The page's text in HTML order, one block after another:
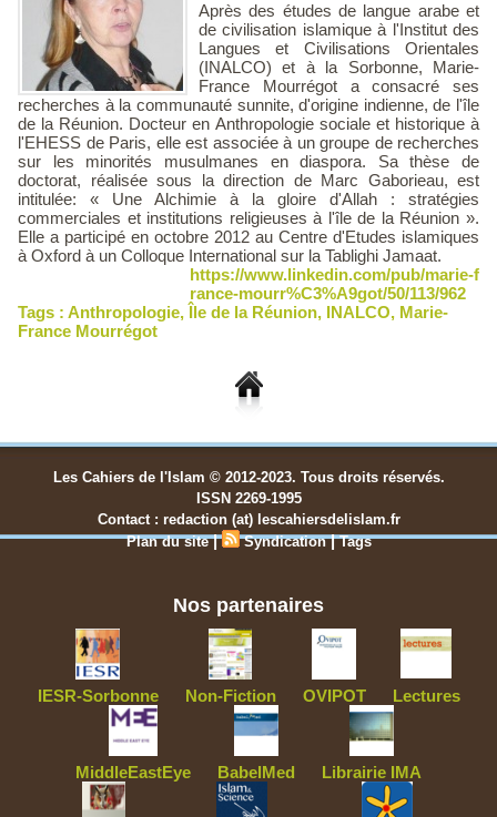
Après des études de langue arabe et
de civilisation islamique à l'Institut des
Langues et Civilisations Orientales
(INALCO) et à la Sorbonne, Marie-
France Mourrégot a consacré ses
recherches à la communauté sunnite, d'origine indienne, de l'île
de la Réunion. Docteur en Anthropologie sociale et historique à
l'EHESS de Paris, elle est associée à un groupe de recherches
sur les minorités musulmanes en diaspora. Sa thèse de
doctorat, réalisée sous la direction de Marc Gaborieau, est
intitulée: « Une Alchimie à la gloire d'Allah : stratégies
commerciales et institutions religieuses à l'île de la Réunion ».
Elle a participé en octobre 2012 au Centre d'Etudes islamiques
à Oxford à un Colloque International sur la Tablighi Jamaat.
https://www.linkedin.com/pub/marie-f
rance-mourr%C3%A9got/50/113/962
Tags : Anthropologie, Île de la Réunion, INALCO, Marie-
France Mourrégot
Les Cahiers de l'Islam © 2012-2023. Tous droits réservés.
ISSN 2269-1995
Contact : redaction (at) lescahiersdelislam.fr
Plan du site | Syndication |Tags
Nos partenaires
IESR-Sorbonne Non-Fiction OVIPOT Lectures
MiddleEastEye BabelMed Librairie IMA